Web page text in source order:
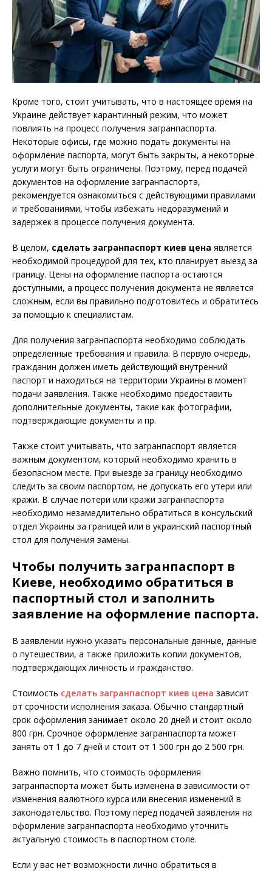
Кроме того, стоит учитывать, что в настоящее время на
Украине действует карантинный режим, что может
повлиять на процесс получения загранпаспорта.
Некоторые офисы, где можно подать документы на
оформление паспорта, могут быть закрыты, а некоторые
услуги могут быть ограничены. Поэтому, перед подачей
документов на оформление загранпаспорта,
рекомендуется ознакомиться с действующими правилами
и требованиями, чтобы избежать недоразумений и
задержек в процессе получения документа.
В целом, сделать загранпаспорт киев цена является
необходимой процедурой для тех, кто планирует выезд за
границу. Цены на оформление паспорта остаются
доступными, а процесс получения документа не является
сложным, если вы правильно подготовитесь и обратитесь
за помощью к специалистам.
Для получения загранпаспорта необходимо соблюдать
определенные требования и правила. В первую очередь,
гражданин должен иметь действующий внутренний
паспорт и находиться на территории Украины в момент
подачи заявления. Также необходимо предоставить
дополнительные документы, такие как фотографии,
подтверждающие документы и пр.
Также стоит учитывать, что загранпаспорт является
важным документом, который необходимо хранить в
безопасном месте. При выезде за границу необходимо
следить за своим паспортом, не допускать его утери или
кражи. В случае потери или кражи загранпаспорта
необходимо незамедлительно обратиться в консульский
отдел Украины за границей или в украинский паспортный
стол для получения замены.
Чтобы получить загранпаспорт в
Киеве, необходимо обратиться в
паспортный стол и заполнить
заявление на оформление паспорта.
В заявлении нужно указать персональные данные, данные
о путешествии, а также приложить копии документов,
подтверждающих личность и гражданство.
Стоимость сделать загранпаспорт киев цена зависит
от срочности исполнения заказа. Обычно стандартный
срок оформления занимает около 20 дней и стоит около
800 грн. Срочное оформление загранпаспорта может
занять от 1 до 7 дней и стоит от 1 500 грн до 2 500 грн.
Важно помнить, что стоимость оформления
загранпаспорта может быть изменена в зависимости от
изменения валютного курса или внесения изменений в
законодательство. Поэтому перед подачей заявления на
оформление загранпаспорта необходимо уточнить
актуальную стоимость в паспортном столе.
Если у вас нет возможности лично обратиться в